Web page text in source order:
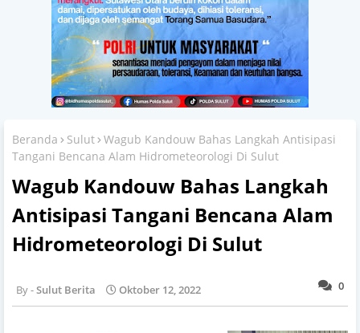
Beranda Sulut Wagub Kandouw Bahas Langkah Antisipasi
Tangani Bencana Alam Hidrometeorologi Di Sulut
Wagub Kandouw Bahas Langkah
Antisipasi Tangani Bencana Alam
Hidrometeorologi Di Sulut
0
Sulut Berita Oktober 12, 2022